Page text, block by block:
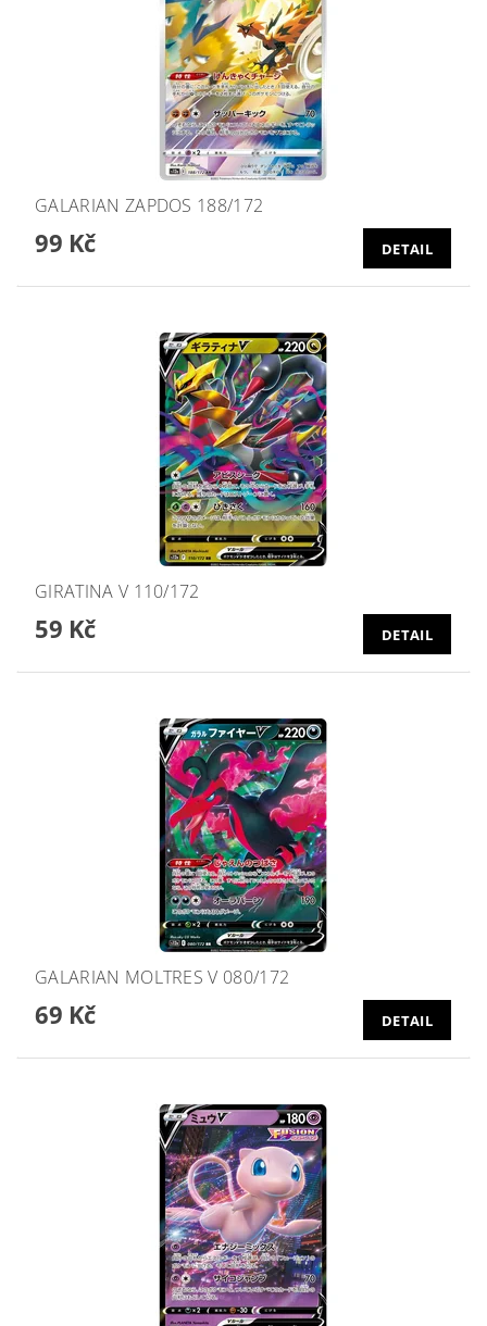
GALARIAN ZAPDOS 188/172
99 Kč DETAIL
GIRATINA V 110/172
59 Kč DETAIL
GALARIAN MOLTRES V 080/172
69 Kč DETAIL